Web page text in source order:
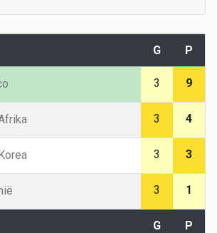
G P
3 9
3 4
3 3
3 1
G P